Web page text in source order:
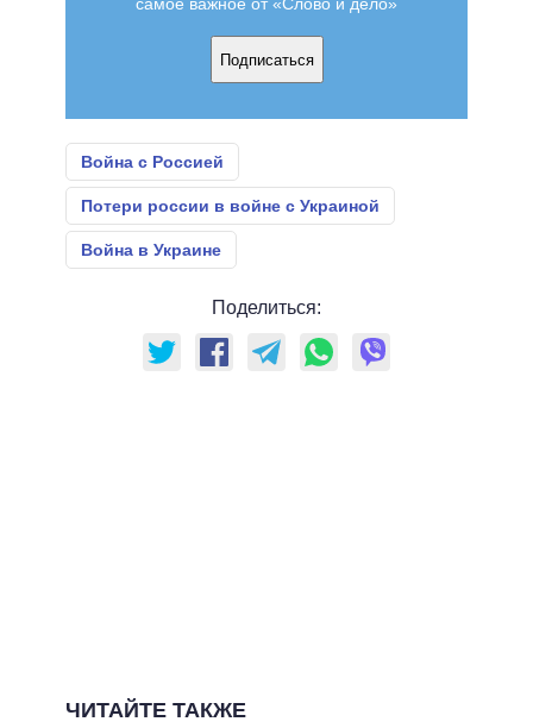
самое важное от «Слово и дело»
Подписаться
Война с Россией
Потери россии в войне с Украиной
Война в Украине
Поделиться:
ЧИТАЙТЕ ТАКЖЕ